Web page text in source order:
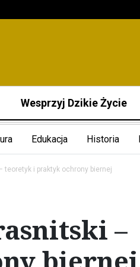
Wesprzyj Dzikie Życie
Edukacja Historia
teoretyk i praktyk ochrony biernej
–